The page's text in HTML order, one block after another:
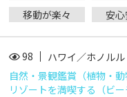
移動が楽々
安
98
ハワイ／ホノルル
自然・景観鑑賞（植物・
リゾートを満喫する（ビ